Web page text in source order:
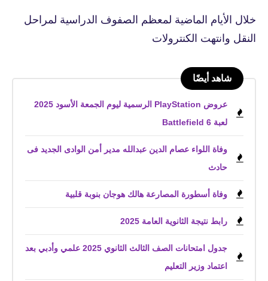
خلال الأيام الماضية لمعظم الصفوف الدراسية لمراحل
النقل وانتهت الكنترولات
شاهد أيضًا
عروض PlayStation الرسمية ليوم الجمعة الأسود 2025
لعبة Battlefield 6
وفاة اللواء عصام الدين عبدالله مدير أمن الوادى الجديد فى
حادث
وفاة أسطورة المصارعة هالك هوجان بنوبة قلبية
رابط نتيجة الثانوية العامة 2025
جدول امتحانات الصف الثالث الثانوي 2025 علمي وأدبي بعد
اعتماد وزير التعليم